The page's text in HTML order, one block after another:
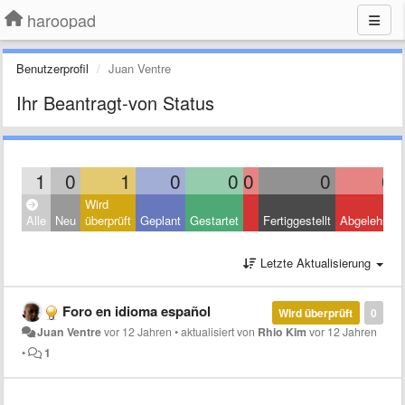
haroopad
Benutzerprofil Juan Ventre
Ihr Beantragt-von Status
1 0 1 0 0 0 0 0
Alle Neu
Wird
überprüft Geplant Gestartet Fertiggestellt Abgelehnt
Letzte Aktualisierung
0
Wird überprüft
Foro en idioma español
Juan Ventrevor 12 Jahren •aktualisiert von Rhio Kim vor 12 Jahren
•
1